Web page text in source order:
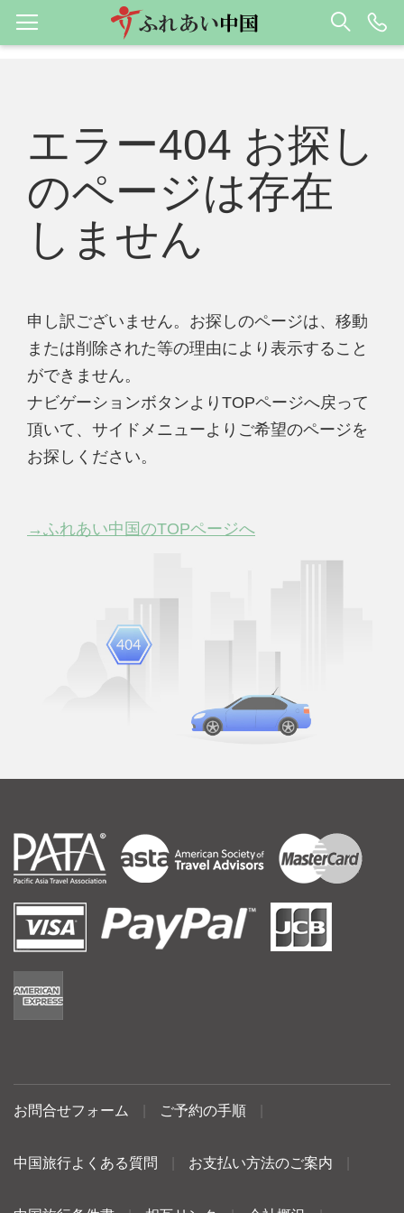
エラー404 お探し
のページは存在
しません
申し訳ございません。お探しのページは、移動
または削除された等の理由により表示すること
ができません。
ナビゲーションボタンよりTOPページへ戻って
頂いて、サイドメニューよりご希望のページを
お探しください。
→ふれあい中国のTOPページへ
お問合せフォーム ご予約の手順
中国旅行よくある質問 お支払い方法のご案内